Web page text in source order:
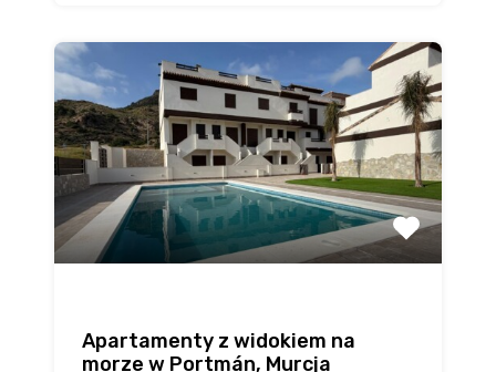
Apartamenty z widokiem na
morze w Portmán, Murcja